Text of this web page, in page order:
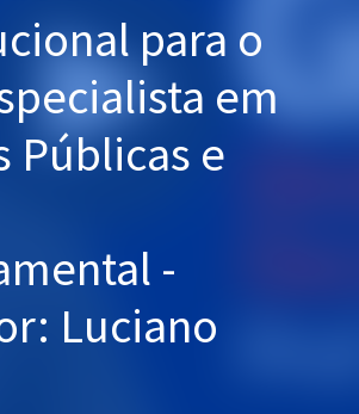
para o
em
Públicas e
-
Luciano